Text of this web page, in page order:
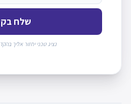
שלח
נציג טכני יחזור אליך